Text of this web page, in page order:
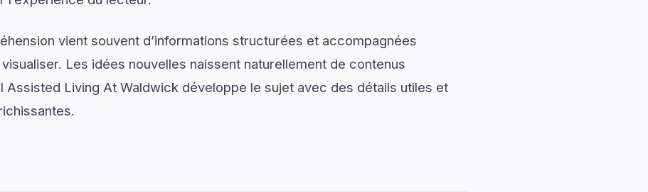
vient souvent d’informations structurées et accompagnées
Les idées nouvelles naissent naturellement de contenus
Assisted Living At Waldwick développe le sujet avec des détails utiles et